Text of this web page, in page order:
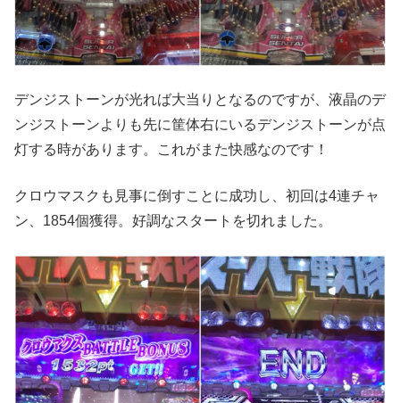
デンジストーンが光れば大当りとなるのですが、液晶のデ
ンジストーンよりも先に筐体右にいるデンジストーンが点
灯する時があります。これがまた快感なのです！
クロウマスクも見事に倒すことに成功し、初回は4連チャ
ン、1854個獲得。好調なスタートを切れました。